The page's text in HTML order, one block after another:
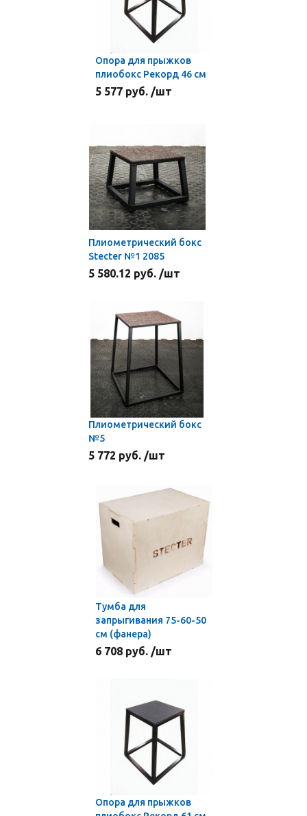
Опора для прыжков
плиобокс Рекорд 46 см
5 577 руб. /шт
Плиометрический бокс
Stecter №1 2085
5 580.12 руб. /шт
Плиометрический бокс
№5
5 772 руб. /шт
Тумба для
запрыгивания 75-60-50
см (фанера)
6 708 руб. /шт
Опора для прыжков